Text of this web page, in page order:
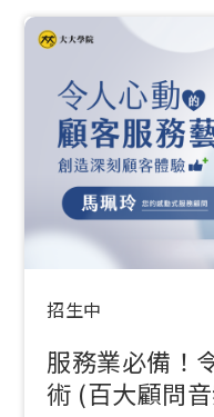
招生中
服務業必備！
術 (百大顧問